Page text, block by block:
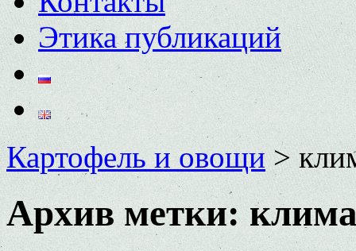
Этика публикаций
Картофель и овощи>
Архив метки: